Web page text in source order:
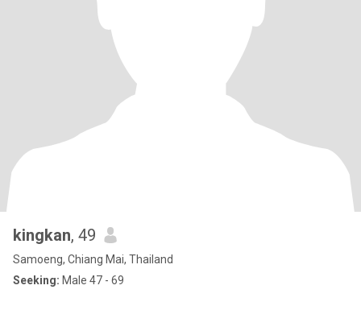
kingkan, 49
Samoeng, Chiang Mai, Thailand
Seeking: Male 47 - 69